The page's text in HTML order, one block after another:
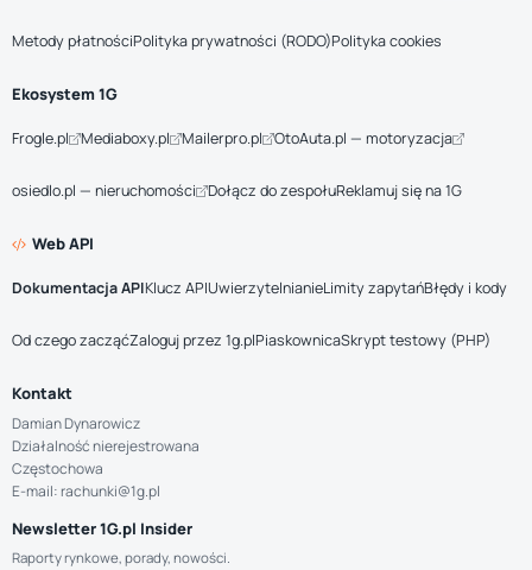
Metody płatnościPolityka prywatności (RODO)Polityka cookies
Ekosystem 1G
Frogle.pl Mediaboxy.pl Mailerpro.pl OtoAuta.pl — motoryzacja
osiedlo.pl — nieruchomości Dołącz do zespołuReklamuj się na 1G
Web API
Dokumentacja APIKlucz APIUwierzytelnianieLimity zapytańBłędy i kody
Od czego zacząćZaloguj przez 1g.plPiaskownicaSkrypt testowy (PHP)
Kontakt
Damian Dynarowicz
Działalność nierejestrowana
Częstochowa
E-mail: rachunki@1g.pl
Newsletter 1G.pl Insider
Raporty rynkowe, porady, nowości.